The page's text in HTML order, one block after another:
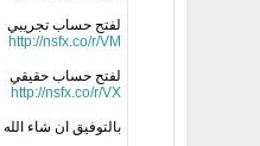
لفتح حساب تجريبي
http://nsfx.co/r/VM
لفتح حساب حقيقي
http://nsfx.co/r/VX
بالتوفيق ان شاء الله